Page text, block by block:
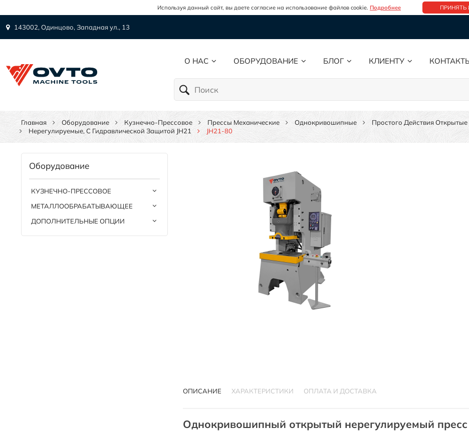
Используя данный сайт, вы даете согласие на использование файлов cookie. Подробнее ПРИНЯТЬ
143002, Одинцово, Западная ул., 13
О НАС ОБОРУДОВАНИЕ БЛОГ КЛИЕНТУ
Главная Оборудование Кузнечно-Прессовое Прессы Механические Однокривошипные
Простого Действия Открытые
Нерегулируемые, С Гидравлической Защитой JH21
JH21-80
Оборудование
КУЗНЕЧНО-ПРЕССОВОЕ
МЕТАЛЛООБРАБАТЫВАЮЩЕЕ
ДОПОЛНИТЕЛЬНЫЕ ОПЦИИ
ОПИСАНИЕ ХАРАКТЕРИСТИКИ ОПЛАТА И ДОСТАВКА
Однокривошипный открытый нерегулируемый пресс